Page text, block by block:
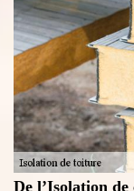
De l’Isolation